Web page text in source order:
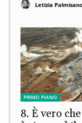
Letizia
PRIMO PIANO
8. È vero